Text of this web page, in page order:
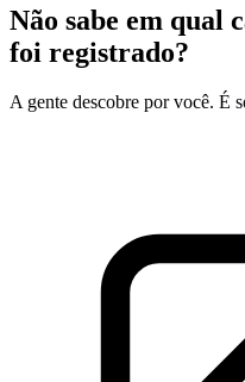
Não sabe em qual
foi registrado?
A gente descobre por você. É